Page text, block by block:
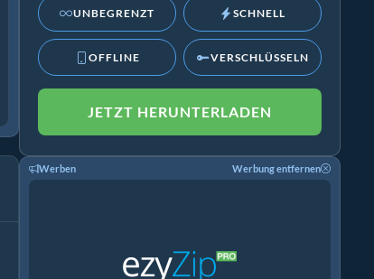
UNBEGRENZT SCHNELL
OFFLINE VERSCHLÜSSELN
JETZT HERUNTERLADEN
Werben Werbung entfernen